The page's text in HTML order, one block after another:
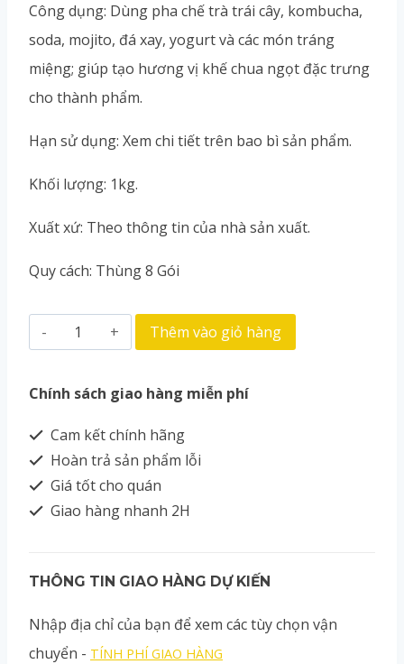
Công dụng: Dùng pha chế trà trái cây, kombucha,
soda, mojito, đá xay, yogurt và các món tráng
miệng; giúp tạo hương vị khế chua ngọt đặc trưng
cho thành phẩm.
Hạn sử dụng: Xem chi tiết trên bao bì sản phẩm.
Khối lượng: 1kg.
Xuất xứ: Theo thông tin của nhà sản xuất.
Quy cách: Thùng 8 Gói
Thêm vào giỏ hàng
Chính sách giao hàng miễn phí
Cam kết chính hãng
Hoàn trả sản phẩm lỗi
Giá tốt cho quán
Giao hàng nhanh 2H
THÔNG TIN GIAO HÀNG DỰ KIẾN
Nhập địa chỉ của bạn để xem các tùy chọn vận
chuyển - TÍNH PHÍ GIAO HÀNG